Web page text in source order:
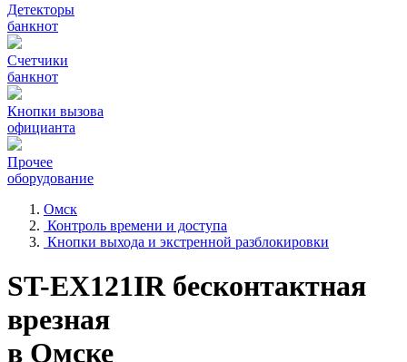
Детекторы
банкнот
Счетчики
банкнот
Кнопки вызова
официанта
Прочее
оборудование
Омск
Контроль времени и доступа
Кнопки выхода и экстренной разблокировки
ST-EX121IR бесконтактная
врезная
в Омске